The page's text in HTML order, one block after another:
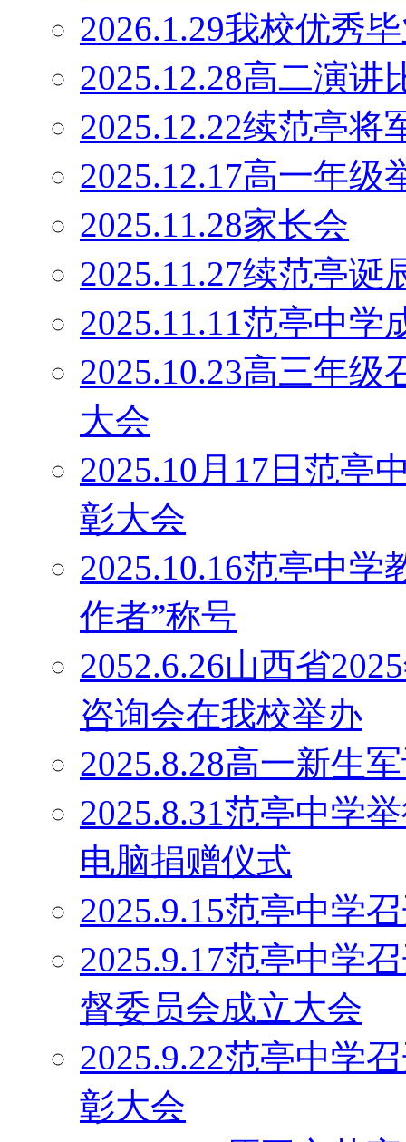
2026.1.29我校优秀
2025.12.28高二演讲
2025.12.22续范亭将
2025.12.17高一年级
2025.11.28家长会
2025.11.27续范亭诞
2025.11.11范亭中
2025.10.23高三年
大会
2025.10月17日范亭
彰大会
2025.10.16范亭中
作者”称号
2052.6.26山西省
咨询会在我校举办
2025.8.28高一新生
2025.8.31范亭中学
电脑捐赠仪式
2025.9.15范亭中学
2025.9.17范亭中学
督委员会成立大会
2025.9.22范亭中学
彰大会